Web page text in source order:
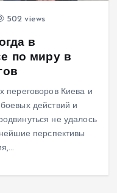
502 views
в
по миру в
переговоров Киева и
действий и
не удалось
перспективы